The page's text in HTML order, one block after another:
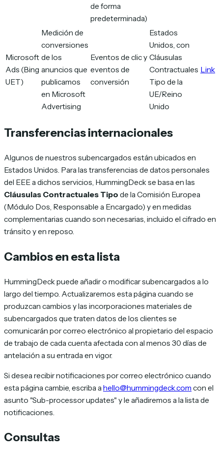
de forma
predeterminada)
Microsoft
Ads (Bing
UET)
Medición de
conversiones
de los
anuncios que
publicamos
en Microsoft
Advertising
Eventos de clic y
eventos de
conversión
Estados
Unidos, con
Cláusulas
Contractuales
Tipo de la
UE/Reino
Unido
Link
Transferencias internacionales
Algunos de nuestros subencargados están ubicados en
Estados Unidos. Para las transferencias de datos personales
del EEE a dichos servicios, HummingDeck se basa en las
Cláusulas Contractuales Tipo de la Comisión Europea
(Módulo Dos, Responsable a Encargado) y en medidas
complementarias cuando son necesarias, incluido el cifrado en
tránsito y en reposo.
Cambios en esta lista
HummingDeck puede añadir o modificar subencargados a lo
largo del tiempo. Actualizaremos esta página cuando se
produzcan cambios y las incorporaciones materiales de
subencargados que traten datos de los clientes se
comunicarán por correo electrónico al propietario del espacio
de trabajo de cada cuenta afectada con al menos 30 días de
antelación a su entrada en vigor.
Si desea recibir notificaciones por correo electrónico cuando
esta página cambie, escriba a hello@hummingdeck.com con el
asunto "Sub-processor updates" y le añadiremos a la lista de
notificaciones.
Consultas